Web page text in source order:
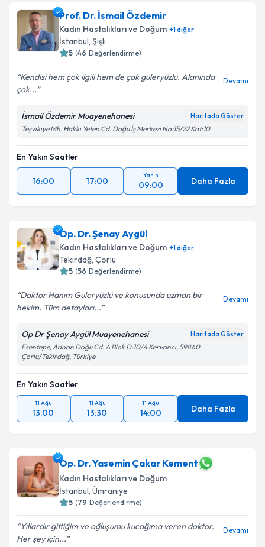
Prof. Dr. İsmail Özdemir
Kadın Hastalıkları ve Doğum +1diğer
İstanbul, Şişli
5 (46 Değerlendirme)
Kendisi hem çok ilgili hem de çok güleryüzlü. Alanında
çok...
Devamı
İsmail Özdemir Muayenehanesi Haritada Göster
Teşvikiye Mh. Hakkı Yeten Cd. Doğu İş Merkezi No:15/22 Kat:10
En Yakın Saatler
16:00 17:00
Yarın
09:00 Daha Fazla
Op. Dr. Şenay Aygül
Kadın Hastalıkları ve Doğum +1diğer
Tekirdağ, Çorlu
5 (56 Değerlendirme)
Doktor Hanım Güleryüzlü ve konusunda uzman bir
hekim. Tüm detayları...
Devamı
Op Dr Şenay Aygül Muayenehanesi Haritada Göster
Esentepe, Adnan Doğu Cd. A Blok D:10/4 Kervancı, 59860
Çorlu/Tekirdağ, Türkiye
En Yakın Saatler
11 Ağu
13:00
11 Ağu
13:30
11 Ağu
14:00 Daha Fazla
Op. Dr. Yasemin Çakar Kement
Kadın Hastalıkları ve Doğum
İstanbul, Ümraniye
5 (79 Değerlendirme)
Yıllardır gittiğim ve oğluşumu kucağıma veren doktor.
Her şey için...
Devamı